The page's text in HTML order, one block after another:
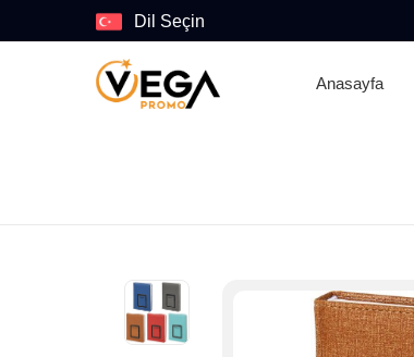
Dil Seçin
Anasayfa